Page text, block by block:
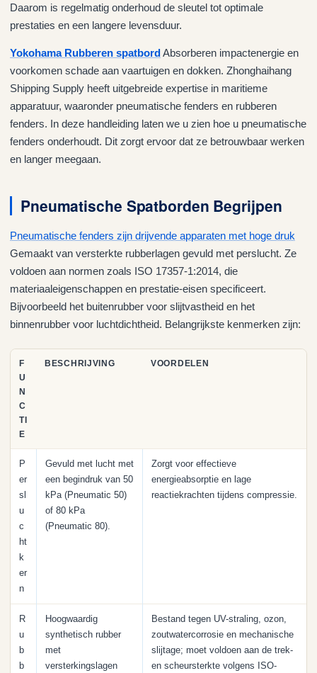
Daarom is regelmatig onderhoud de sleutel tot optimale
prestaties en een langere levensduur.
Yokohama Rubberen spatbordAbsorberen impactenergie en
voorkomen schade aan vaartuigen en dokken. Zhonghaihang
Shipping Supply heeft uitgebreide expertise in maritieme
apparatuur, waaronder pneumatische fenders en rubberen
fenders. In deze handleiding laten we u zien hoe u pneumatische
fenders onderhoudt. Dit zorgt ervoor dat ze betrouwbaar werken
en langer meegaan.
Pneumatische Spatborden Begrijpen
Pneumatische fenders zijn drijvende apparaten met hoge druk
Gemaakt van versterkte rubberlagen gevuld met perslucht. Ze
voldoen aan normen zoals ISO 17357-1:2014, die
materiaaleigenschappen en prestatie-eisen specificeert.
Bijvoorbeeld het buitenrubber voor slijtvastheid en het
binnenrubber voor luchtdichtheid. Belangrijkste kenmerken zijn:
F
U
N
C
TI
E
BESCHRIJVING VOORDELEN
P
er
sl
u
c
ht
k
er
n
Gevuld met lucht met
een begindruk van 50
kPa (Pneumatic 50)
of 80 kPa
(Pneumatic 80).
Zorgt voor effectieve
energieabsorptie en lage
reactiekrachten tijdens compressie.
R
u
b
b
Hoogwaardig
synthetisch rubber
met
versterkingslagen
Bestand tegen UV-straling, ozon,
zoutwatercorrosie en mechanische
slijtage; moet voldoen aan de trek-
en scheursterkte volgens ISO-